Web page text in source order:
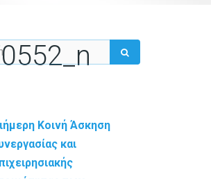
Κοινή Άσκηση
και